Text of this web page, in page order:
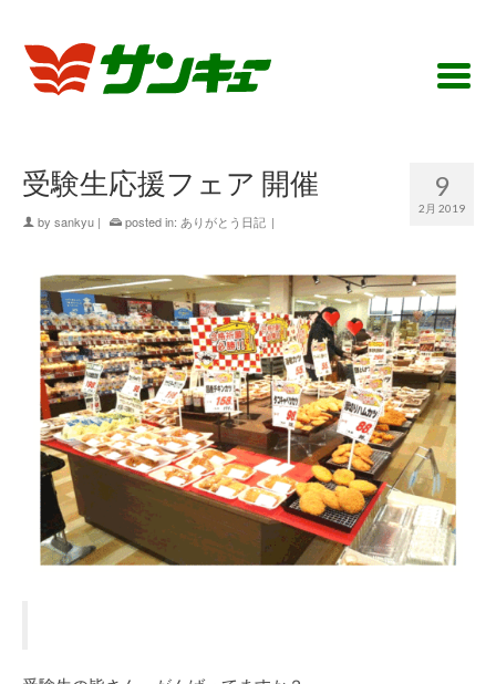
9
2月 2019
受験生応援フェア 開催
by sankyu | posted in: ありがとう日記 |